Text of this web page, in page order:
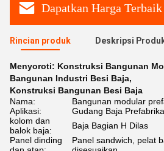
Dapatkan Harga Terbaik
Rincian produk Deskripsi
Menyoroti: Konstruksi Bangunan
Bangunan Industri Besi Baja,
Konstruksi Bangunan Besi Baja
Nama:
Bangunan modular
Aplikasi:
Gudang Baja
kolom dan
balok baja:
Baja Bagian H Dilas
Panel dinding
Panel sandwich, pelat